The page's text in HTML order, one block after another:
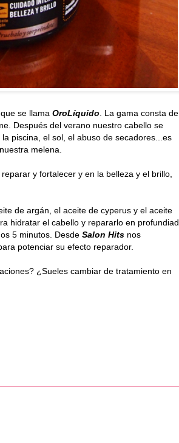
se llama OroLíquido . La gama consta de
Después del verano nuestro cabello se
piscina, el sol, el abuso de secadores...es
melena.
y fortalecer y en la belleza y el brillo,
de argán, el aceite de cyperus y el aceite
hidratar el cabello y repararlo en profundiad.
5 minutos. Desde Salon Hits nos
potenciar su efecto reparador.
¿Sueles cambiar de tratamiento en